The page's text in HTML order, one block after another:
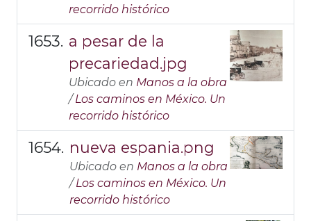
recorrido histórico
a pesar de la
precariedad.jpg
Ubicado en Manos a la obra
/Los caminos en México. Un
recorrido histórico
nueva espania.png
Ubicado en Manos a la obra
/Los caminos en México. Un
recorrido histórico